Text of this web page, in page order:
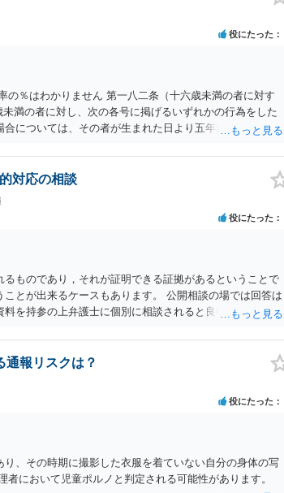
事の責任に問われることはないでしょう。 私見ながらご
役にたった
の％はわかりません 第一八二条（十六歳未満の者に対す
満の者に対し、次の各号に掲げるいずれかの行為をした
については、その者が生まれた日より五年以上前の日に
たにもかかわらず、反復して面会を要求すること。 三
くは約束をして面会を要求すること。 2前項の罪を犯
対応の相談
役にたった
ものであり，それが証明できる証拠があるということで
とが出来るケースもあります。 公開相談の場では回答は
を持参の上弁護士に個別に相談されると良いでしょう。
報リスクは？
役にたった
、その時期に撮影した衣服を着ていない自分の身体の写
において児童ポルノと判定される可能性があります。